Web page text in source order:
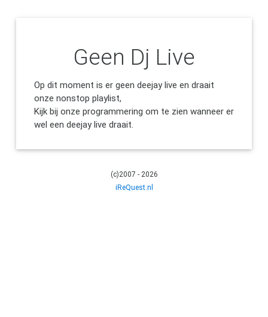
Geen Dj Live
Op dit moment is er geen deejay live en draait
onze nonstop playlist,
Kijk bij onze programmering om te zien wanneer er
wel een deejay live draait.
(c)2007 - 2026
iReQuest.nl